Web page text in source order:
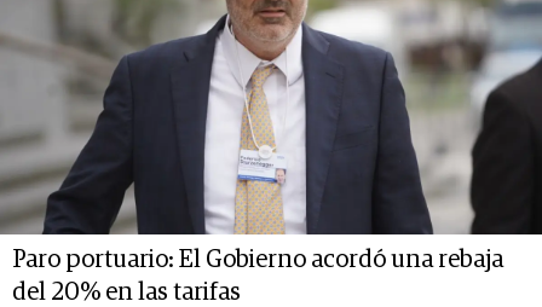
Paro portuario: El Gobierno acordó una rebaja
del 20% en las tarifas